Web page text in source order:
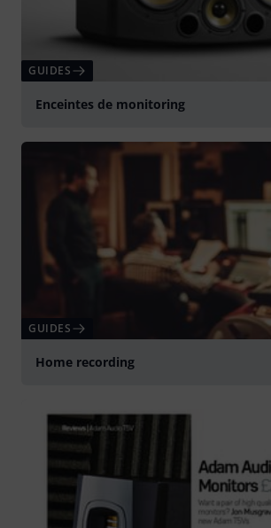
GUIDES
Enceintes de monitoring
GUIDES
Home recording